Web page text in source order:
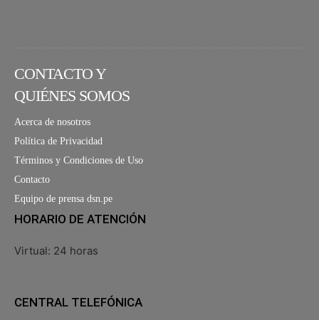
CONTACTO Y
QUIÉNES SOMOS
Acerca de nosotros
Política de Privacidad
Términos y Condiciones de Uso
Contacto
Equipo de prensa dsn.pe
HORARIO DE ATENCIÓN
Virtual: 24 horas
CENTRAL TELEFÓNICA